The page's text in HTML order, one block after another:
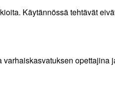
Käytännössä tehtävät
opettajina